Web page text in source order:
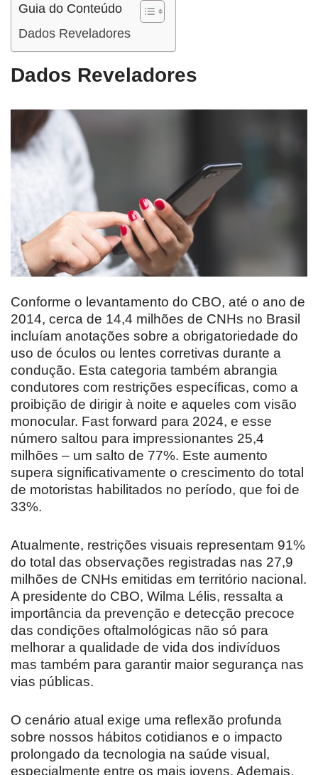
Guia do Conteúdo
Dados Reveladores
Dados Reveladores
Conforme o levantamento do CBO, até o ano de
2014, cerca de 14,4 milhões de CNHs no Brasil
incluíam anotações sobre a obrigatoriedade do
uso de óculos ou lentes corretivas durante a
condução. Esta categoria também abrangia
condutores com restrições específicas, como a
proibição de dirigir à noite e aqueles com visão
monocular. Fast forward para 2024, e esse
número saltou para impressionantes 25,4
milhões – um salto de 77%. Este aumento
supera significativamente o crescimento do total
de motoristas habilitados no período, que foi de
33%.
Atualmente, restrições visuais representam 91%
do total das observações registradas nas 27,9
milhões de CNHs emitidas em território nacional.
A presidente do CBO, Wilma Lélis, ressalta a
importância da prevenção e detecção precoce
das condições oftalmológicas não só para
melhorar a qualidade de vida dos indivíduos
mas também para garantir maior segurança nas
vias públicas.
O cenário atual exige uma reflexão profunda
sobre nossos hábitos cotidianos e o impacto
prolongado da tecnologia na saúde visual,
especialmente entre os mais jovens. Ademais,